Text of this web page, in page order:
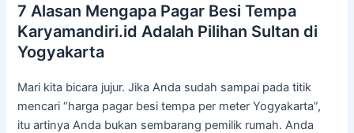
7 Alasan Mengapa Pagar Besi Tempa
Karyamandiri.id Adalah Pilihan Sultan di
Yogyakarta
Mari kita bicara jujur. Jika Anda sudah sampai pada titik
mencari “harga pagar besi tempa per meter Yogyakarta”,
itu artinya Anda bukan sembarang pemilik rumah. Anda